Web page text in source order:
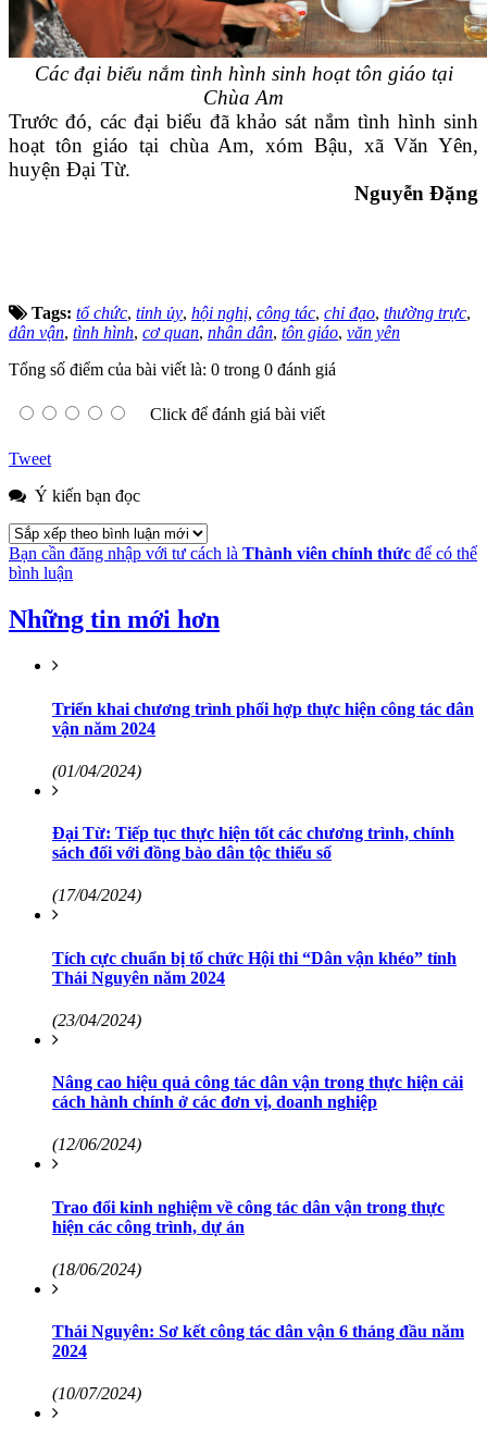
Các đại biểu nắm tình hình sinh hoạt tôn giáo tại
Chùa Am
Trước đó, các đại biểu đã khảo sát nắm tình hình sinh
hoạt tôn giáo tại chùa Am, xóm Bậu, xã Văn Yên,
huyện Đại Từ.
Nguyễn Đặng
Tags: tổ chức, tỉnh ủy, hội nghị, công tác, chỉ đạo, thường trực,
dân vận, tình hình, cơ quan, nhân dân, tôn giáo, văn yên
Tổng số điểm của bài viết là: 0 trong 0 đánh giá
Click để đánh giá bài viết
Tweet
Ý kiến bạn đọc
Bạn cần đăng nhập với tư cách là Thành viên chính thức để có thể
bình luận
Những tin mới hơn
Triển khai chương trình phối hợp thực hiện công tác dân
vận năm 2024
(01/04/2024)
Đại Từ: Tiếp tục thực hiện tốt các chương trình, chính
sách đối với đồng bào dân tộc thiểu số
(17/04/2024)
Tích cực chuẩn bị tổ chức Hội thi “Dân vận khéo” tỉnh
Thái Nguyên năm 2024
(23/04/2024)
Nâng cao hiệu quả công tác dân vận trong thực hiện cải
cách hành chính ở các đơn vị, doanh nghiệp
(12/06/2024)
Trao đổi kinh nghiệm về công tác dân vận trong thực
hiện các công trình, dự án
(18/06/2024)
Thái Nguyên: Sơ kết công tác dân vận 6 tháng đầu năm
2024
(10/07/2024)